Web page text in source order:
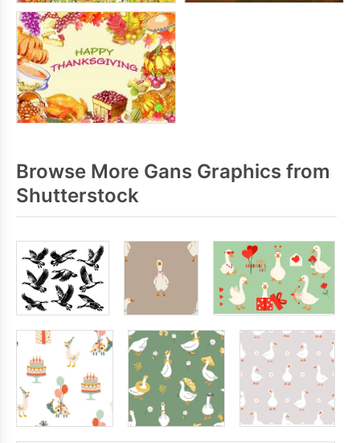
Browse More Gans Graphics from
Shutterstock